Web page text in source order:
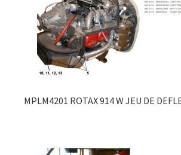
MPLM4201 ROTAX 914 W JEU DE